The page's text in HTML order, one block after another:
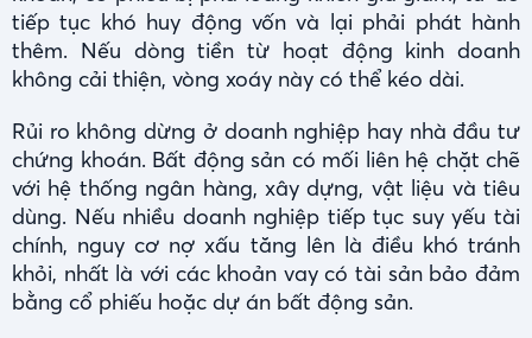
tiếp tục khó huy động vốn và lại phải phát hành
thêm. Nếu dòng tiền từ hoạt động kinh doanh
không cải thiện, vòng xoáy này có thể kéo dài.
Rủi ro không dừng ở doanh nghiệp hay nhà đầu tư
chứng khoán. Bất động sản có mối liên hệ chặt chẽ
với hệ thống ngân hàng, xây dựng, vật liệu và tiêu
dùng. Nếu nhiều doanh nghiệp tiếp tục suy yếu tài
chính, nguy cơ nợ xấu tăng lên là điều khó tránh
khỏi, nhất là với các khoản vay có tài sản bảo đảm
bằng cổ phiếu hoặc dự án bất động sản.